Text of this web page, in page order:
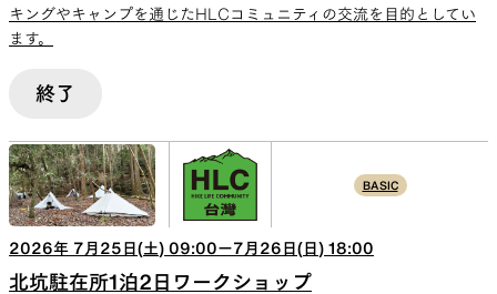
キングやキャンプを通じたHLCコミュニティの交流を目的としてい
ます。
終了
BASIC
2026年 7 月 25 日(土) 09:00ー7 月 26 日( 日 ) 18:00
北坑駐在所1泊2日ワークショップ